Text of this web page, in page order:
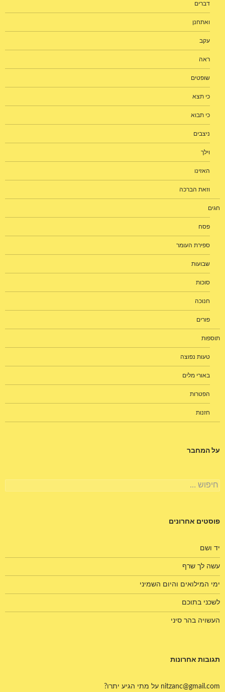
דברים
ואתחנן
עקב
ראה
שופטים
כי תצא
כי תבוא
ניצבים
וילך
האזינו
וזאת הברכה
חגים
פסח
ספירת העומר
שבועות
סוכות
חנוכה
פורים
תוספות
טעות נפוצה
באורי מלים
הפטרות
חזנות
על המחבר
חיפוש:
פוסטים אחרונים
יד ושם
עשה לך שרף
ימי המילואים והיום השמיני
לשכני בתוכם
העשויה בהר סיני
תגובות אחרונות
nitzanc@gmail.com על מתי הגיע יתרו?